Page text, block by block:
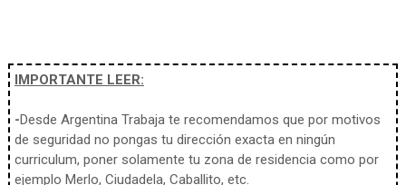
IMPORTANTE LEER:
-Desde Argentina Trabaja te recomendamos que por motivos
de seguridad no pongas tu dirección exacta en ningún
curriculum, poner solamente tu zona de residencia como por
ejemplo Merlo, Ciudadela, Caballito, etc.